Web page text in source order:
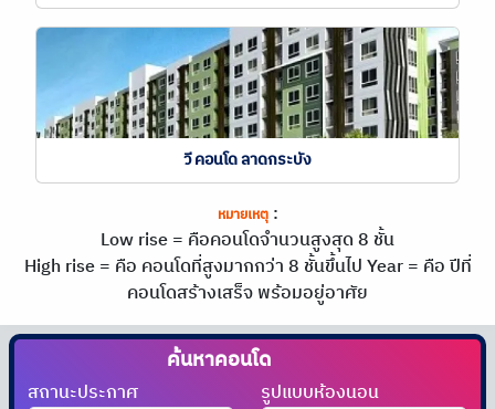
วี คอนโด ลาดกระบัง
หมายเหตุ:
Low rise = คือคอนโดจำนวนสูงสุด 8 ชั้น
High rise = คือ คอนโดที่สูงมากกว่า 8 ชั้นขึ้นไปYear = คือ ปีที่
คอนโดสร้างเสร็จ พร้อมอยู่อาศัย
ค้นหาคอนโด
สถานะประกาศ รูปแบบห้องนอน